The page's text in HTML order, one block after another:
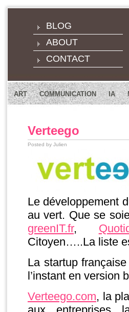
BLOG
ABOUT
CONTACT
ART COMMUNICATION IA
Verteego
Posted by Julien
Le développement
au vert. Que se
greenIT.fr,
Citoyen…..La liste
La startup
l’instant en version
Verteego.com, la